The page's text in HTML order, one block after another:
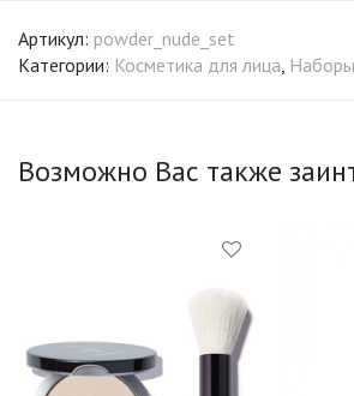
Артикул: powder_nude_set
Категории: Косметика для лица, Наборы
Возможно Вас также